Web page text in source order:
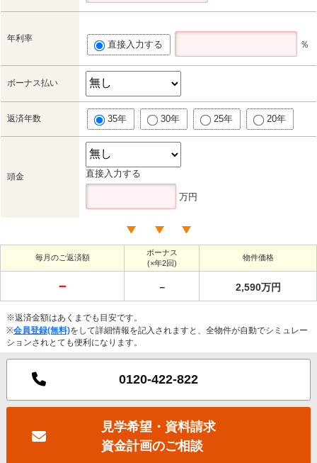
年利率
直接入力する ％
ボーナス払い
返済年数 35年 30年 25年 20年
頭金 直接入力する
万円
毎月のご返済額
ボーナス
(×年2回)
物件価格
－ － 2,590万円
※返済金額はあくまでも目安です。
※会員登録(無料)をして詳細情報を記入されますと、全物件が自動でシミュレー
ションされとても便利になります。
0120-422-822
見学希望・資料請求
資金計画のご相談